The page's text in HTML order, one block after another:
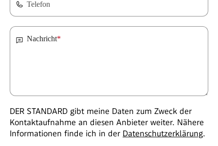
Telefon
Nachricht*
DER STANDARD gibt meine Daten zum Zweck der
Kontaktaufnahme an diesen Anbieter weiter. Nähere
Informationen finde ich in der Datenschutzerklärung.